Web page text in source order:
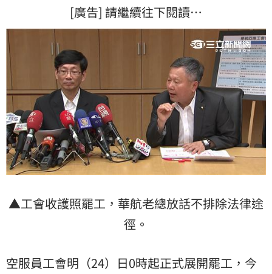
[廣告] 請繼續往下閱讀…
▲工會收護照罷工，華航老總放話不排除法律途
徑。
空服員工會明（24）日0時起正式展開罷工，今